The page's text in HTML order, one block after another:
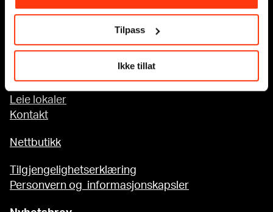
Tilpass
Ikke tillat
Tilgjengelighet på MUNCH
Om oss
Sponsorsamarbeid
Leie lokaler
Kontakt
Nettbutikk
Tilgjengelighetserklæring
Personvern og informasjonskapsler